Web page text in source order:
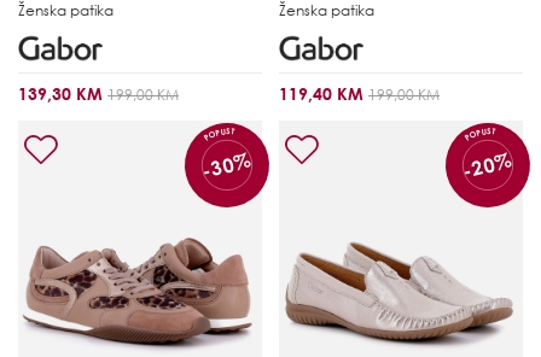
Ženska patika
139,30 KM 199,00 KM
Ženska patika
119,40 KM 199,00 KM
POPUST
-30%
POPUST
-20%